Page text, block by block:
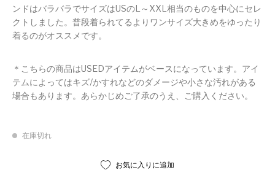
ンドはバラバラでサイズはUSのL～XXL相当のものを中心にセレ
クトしました。普段着られてるよりワンサイズ大きめをゆったり
着るのがオススメです。
＊こちらの商品はUSEDアイテムがベースになっています。アイ
テムによってはキズ/かすれなどのダメージや小さな汚れがある
場合もあります。あらかじめご了承のうえ、ご購入ください。
在庫切れ
お気に入りに追加